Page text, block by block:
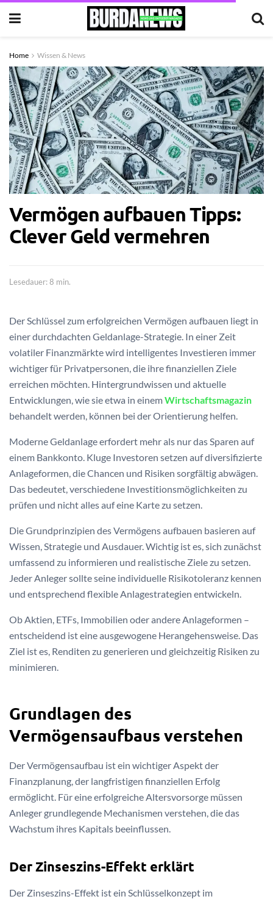
Home Wissen & News
Vermögen aufbauen Tipps:
Clever Geld vermehren
Lesedauer: 8 min.
Der Schlüssel zum erfolgreichen Vermögen aufbauen liegt in
einer durchdachten Geldanlage-Strategie. In einer Zeit
volatiler Finanzmärkte wird intelligentes Investieren immer
wichtiger für Privatpersonen, die ihre finanziellen Ziele
erreichen möchten. Hintergrundwissen und aktuelle
Entwicklungen, wie sie etwa in einemWirtschaftsmagazin
behandelt werden, können bei der Orientierung helfen.
Moderne Geldanlage erfordert mehr als nur das Sparen auf
einem Bankkonto. Kluge Investoren setzen auf diversifizierte
Anlageformen, die Chancen und Risiken sorgfältig abwägen.
Das bedeutet, verschiedene Investitionsmöglichkeiten zu
prüfen und nicht alles auf eine Karte zu setzen.
Die Grundprinzipien des Vermögens aufbauen basieren auf
Wissen, Strategie und Ausdauer. Wichtig ist es, sich zunächst
umfassend zu informieren und realistische Ziele zu setzen.
Jeder Anleger sollte seine individuelle Risikotoleranz kennen
und entsprechend flexible Anlagestrategien entwickeln.
Ob Aktien, ETFs, Immobilien oder andere Anlageformen –
entscheidend ist eine ausgewogene Herangehensweise. Das
Ziel ist es, Renditen zu generieren und gleichzeitig Risiken zu
minimieren.
Grundlagen des
Vermögensaufbaus verstehen
Der Vermögensaufbau ist ein wichtiger Aspekt der
Finanzplanung, der langfristigen finanziellen Erfolg
ermöglicht. Für eine erfolgreiche Altersvorsorge müssen
Anleger grundlegende Mechanismen verstehen, die das
Wachstum ihres Kapitals beeinflussen.
Der Zinseszins-Effekt erklärt
Der Zinseszins-Effekt ist ein Schlüsselkonzept im